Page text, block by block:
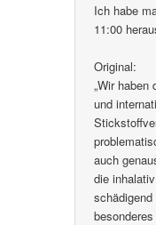
Ich habe
11:00
Original:
„Wir haben
und
auch
die